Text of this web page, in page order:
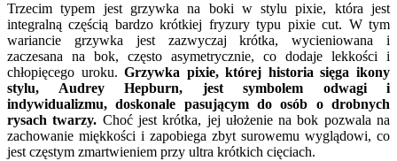
Trzecim typem jest grzywka na boki w stylu pixie, która jest
integralną częścią bardzo krótkiej fryzury typu pixie cut. W tym
wariancie grzywka jest zazwyczaj krótka, wycieniowana i
zaczesana na bok, często asymetrycznie, co dodaje lekkości i
chłopięcego uroku.Grzywka pixie, której historia sięga ikony
stylu, Audrey Hepburn, jest symbolem odwagi i
indywidualizmu, doskonale pasującym do osób o drobnych
rysach twarzy. Choć jest krótka, jej ułożenie na bok pozwala na
zachowanie miękkości i zapobiega zbyt surowemu wyglądowi, co
jest częstym zmartwieniem przy ultra krótkich cięciach.